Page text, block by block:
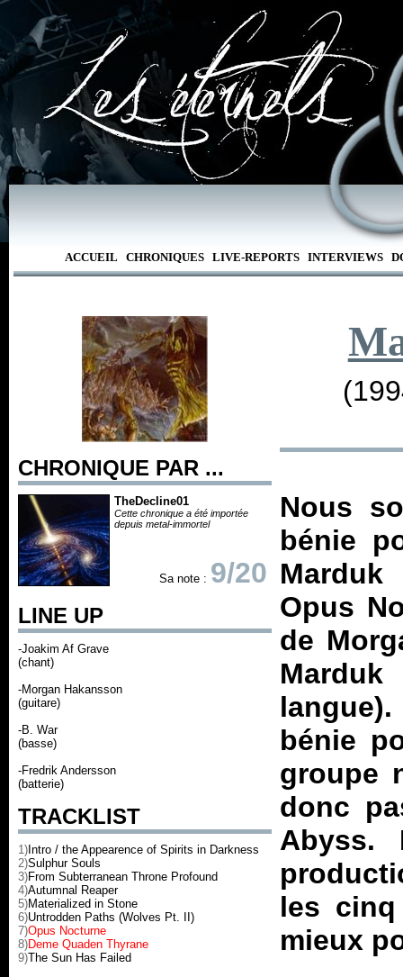
ACCUEIL CHRONIQUES LIVE-REPORTS INTERVIEWS
CHRONIQUE PAR ...
TheDecline01
Cette chronique a été importée
depuis metal-immortel
Sa note : 9/20
LINE UP
-Joakim Af Grave
(chant)
-Morgan Hakansson
(guitare)
-B. War
(basse)
-Fredrik Andersson
(batterie)
TRACKLIST
1) Intro / the Appearence of Spirits in Darkness
2)Sulphur Souls
3)From Subterranean Throne Profound
4)Autumnal Reaper
5)Materialized in Stone
6)Untrodden Paths (Wolves Pt. II)
7)Opus Nocturne
8)Deme Quaden Thyrane
9)The Sun Has Failed
Nous
bénie
Opus
de
bénie
groupe
donc
Abyss.
les
mieux